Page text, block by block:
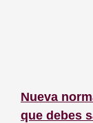
Nueva
que debes